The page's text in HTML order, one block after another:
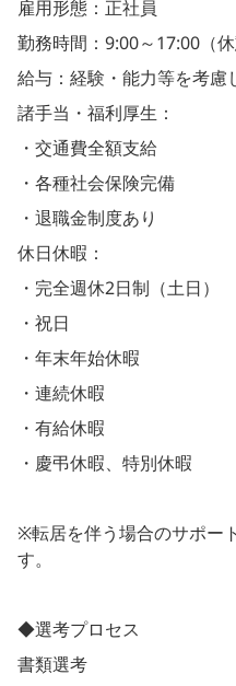
雇用形態：正社員
勤務時間：9:00～17:00（休
給与：経験・能力等を考慮
諸手当・福利厚生：
・交通費全額支給
・各種社会保険完備
・退職金制度あり
休日休暇：
・完全週休2日制（土日）
・祝日
・年末年始休暇
・連続休暇
・有給休暇
・慶弔休暇、特別休暇
※転居を伴う場合のサポー
す。
◆選考プロセス
書類選考